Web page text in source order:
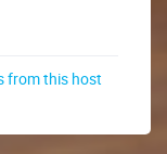
from this host